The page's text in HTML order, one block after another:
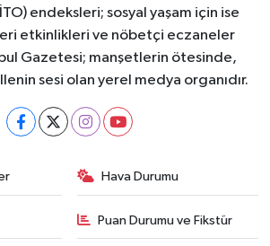
endeksleri; sosyal yaşam için ise
etkinlikleri ve nöbetçi eczaneler
Gazetesi; manşetlerin ötesinde,
sesi olan yerel medya organıdır.
Hava Durumu
Puan Durumu ve Fikstür